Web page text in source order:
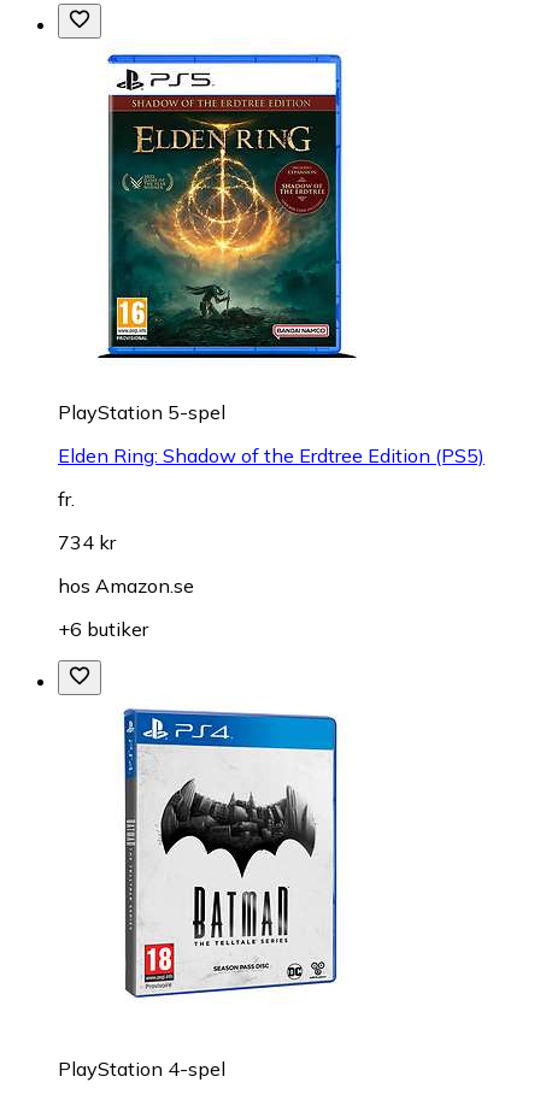
PlayStation 5-spel
Elden Ring: Shadow of the Erdtree Edition (PS5)
fr.
734 kr
hos Amazon.se
+6 butiker
PlayStation 4-spel